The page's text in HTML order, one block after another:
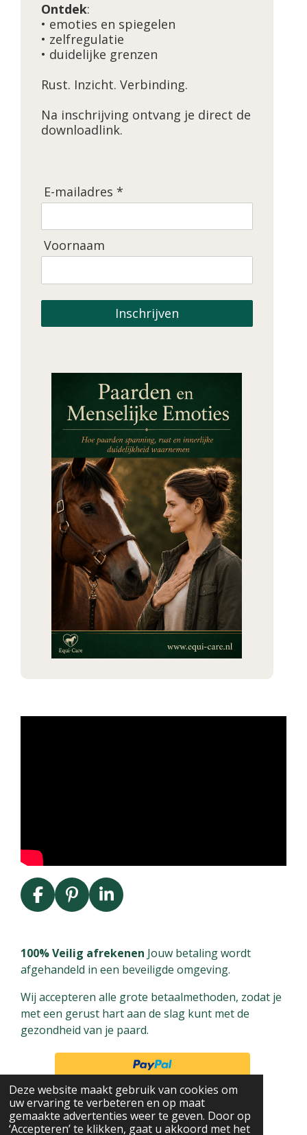
Deze website maakt gebruik van cookies om
uw ervaring te verbeteren en op maat
gemaakte advertenties weer te geven. Door op
‘Accepteren’ te klikken, gaat u akkoord met het
Ontdek:
• emoties en spiegelen
• zelfregulatie
• duidelijke grenzen
Rust. Inzicht. Verbinding.
Na inschrijving ontvang je direct de
downloadlink.
E-mailadres *
Voornaam
Inschrijven
F
a
e
b
o
k
P
i
t
e
e
s
t
L
i
k
e
I
n
100% Veilig afrekenen Jouw betaling wordt
afgehandeld in een beveiligde omgeving.
Wij accepteren alle grote betaalmethoden, zodat je
met een gerust hart aan de slag kunt met de
gezondheid van je paard.